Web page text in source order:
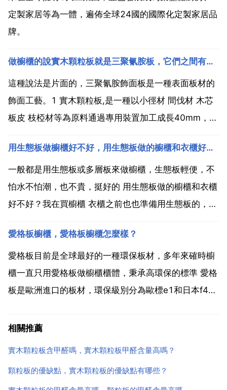
定製家居等為一體，遍佈全球24國的國際化定製家居品
牌。
做櫥櫃的說實木顆粒板就是三聚氰胺板，它們之間有區別嗎
這種說法是片面的，三聚氰胺飾面板是一種表面板材的
飾面工藝。1 實木顆粒板,是一種以小徑材 間伐材 木芯
板皮 枝椏材等為原料通過專用裝置加工成長40mm，
片，經乾燥 施膠和專用的裝置將表芯層刨片縱橫交錯定
向鋪裝後，經熱壓成型後的一種人造板。2...
用生態板做櫥櫃好不好，用生態板做的櫥櫃和衣櫃好不好？
一般都是用生態板或多層板來做櫥櫃，生態板輕便，不
怕水不怕潮，也不貴，挺好的 用生態板做的櫥櫃和衣櫃
好不好？我在買櫥櫃 衣櫃之前也也準備用生態板的，商
應 比如一張板單測是e0級的，十張板就不是的了，這
樣整體櫃子就不環保了 用的放心，買傢俱也要買健康。
衣...
愛格板櫥櫃，愛格板櫥櫃怎麼樣？
愛格板目前是全球最好的一種環保板材，多年來確時櫥
櫃一直只用愛格板做櫥櫃櫃體，秉承高環保的標準 愛格
板是歐洲進口的板材，環保級別分為歐標e1和日本f4星
候一定要認準授權和防偽標誌。質量還可以，一般。個
相關推薦
實木顆粒板含甲醛嗎，實木顆粒板甲醛含量高嗎？
顆粒板的優缺點，實木顆粒板的優缺點有哪些？